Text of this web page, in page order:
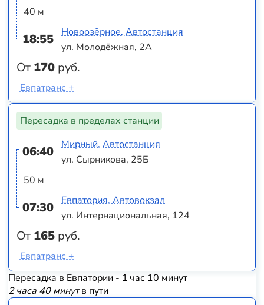
40 м
18:55
От 170 руб.
Новоозёрное, Автостанция
ул. Молодёжная, 2А
Евпатранс +
Пересадка в пределах станции
06:40
50 м
07:30
От 165 руб.
Мирный, Автостанция
ул. Сырникова, 25Б
Евпатория, Автовокзал
ул. Интернациональная, 124
Евпатранс +
Пересадка в Евпатории - 1 час 10 минут
2 часа 40 минутв пути